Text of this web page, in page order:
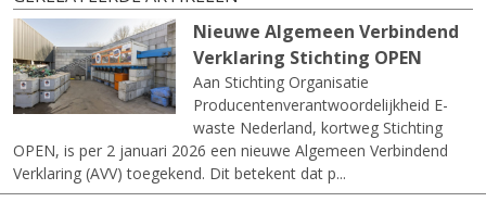
Nieuwe Algemeen Verbindend
Verklaring Stichting OPEN
Aan Stichting Organisatie
Producentenverantwoordelijkheid E-
waste Nederland, kortweg Stichting
OPEN, is per 2 januari 2026 een nieuwe Algemeen Verbindend
Verklaring (AVV) toegekend. Dit betekent dat p...